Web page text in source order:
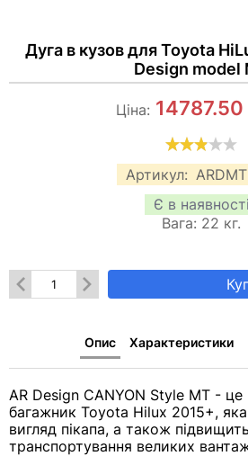
Дуга в кузов для Toyota
Design model
Артикул:
Є в наявності
Вага: 22 кг.
Ціна: 14787.50
Опис Характеристики
AR Design CANYON Style MT -
багажник Toyota Hilux 2015+, яка
вигляд пікапа, а також
транспортування великих